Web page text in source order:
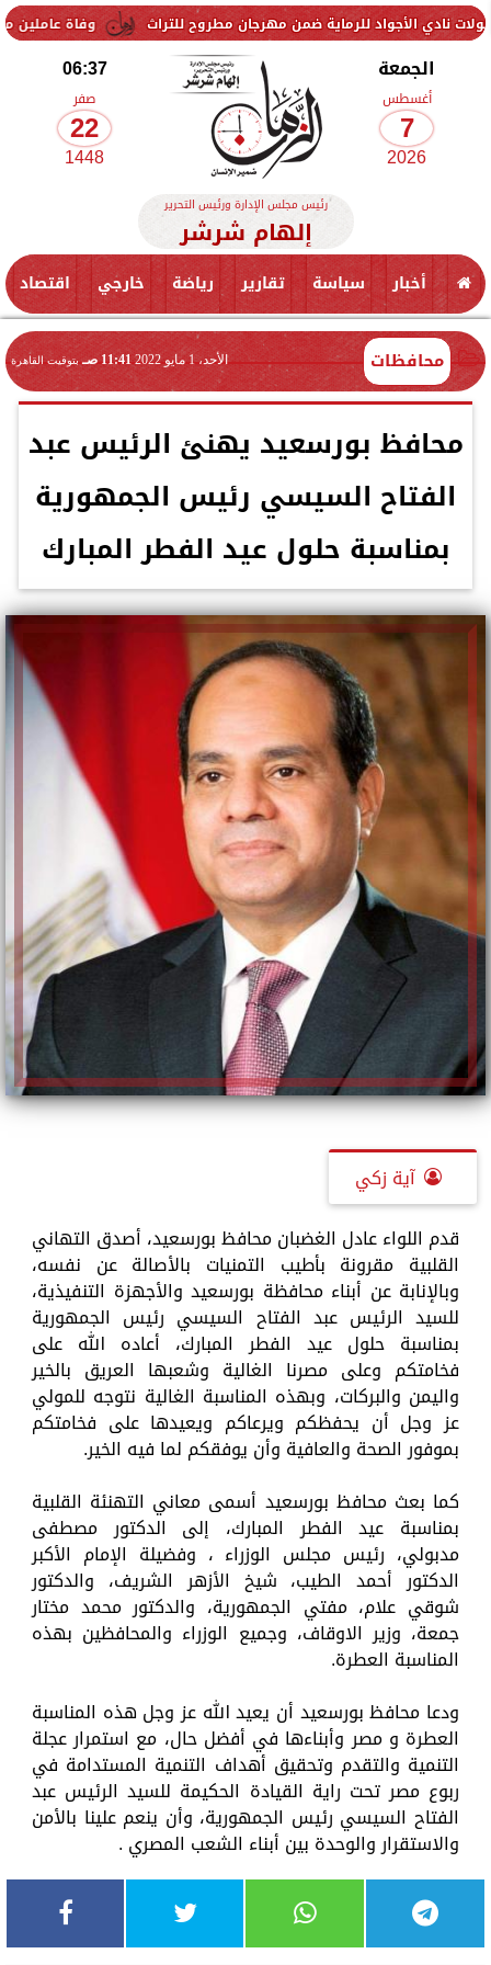
وفاة عاملين متأثرين للرماية ضمن مهرجان مطروح للتراث
الجمعة
أغسطس
7
2026
06:37
صفر
22
1448
رئيس مجلس الإدارة ورئيس التحرير
إلهام شرشر
أخبار سياسة تقارير رياضة خارجي اقتصاد
محافظات الأحد، 1 مايو 2022 11:41 صـ بتوقيت القاهرة
محافظ بورسعيد يهنئ الرئيس عبد
الفتاح السيسي رئيس الجمهورية
بمناسبة حلول عيد الفطر المبارك
آية زكي
قدم اللواء عادل الغضبان محافظ بورسعيد، أصدق التهاني
القلبية مقرونة بأطيب التمنيات بالأصالة عن نفسه،
وبالإنابة عن أبناء محافظة بورسعيد والأجهزة التنفيذية،
للسيد الرئيس عبد الفتاح السيسي رئيس الجمهورية
بمناسبة حلول عيد الفطر المبارك، أعاده الله على
فخامتكم وعلى مصرنا الغالية وشعبها العريق بالخير
واليمن والبركات، وبهذه المناسبة الغالية نتوجه للمولي
عز وجل أن يحفظكم ويرعاكم ويعيدها على فخامتكم
بموفور الصحة والعافية وأن يوفقكم لما فيه الخير.
كما بعث محافظ بورسعيد أسمى معاني التهنئة القلبية
بمناسبة عيد الفطر المبارك، إلى الدكتور مصطفى
مدبولي، رئيس مجلس الوزراء ، وفضيلة الإمام الأكبر
الدكتور أحمد الطيب، شيخ الأزهر الشريف، والدكتور
شوقي علام، مفتي الجمهورية، والدكتور محمد مختار
جمعة، وزير الاوقاف، وجميع الوزراء والمحافظين بهذه
المناسبة العطرة.
ودعا محافظ بورسعيد أن يعيد الله عز وجل هذه المناسبة
العطرة و مصر وأبناءها في أفضل حال، مع استمرار عجلة
التنمية والتقدم وتحقيق أهداف التنمية المستدامة في
ربوع مصر تحت راية القيادة الحكيمة للسيد الرئيس عبد
الفتاح السيسي رئيس الجمهورية، وأن ينعم علينا بالأمن
والاستقرار والوحدة بين أبناء الشعب المصري .